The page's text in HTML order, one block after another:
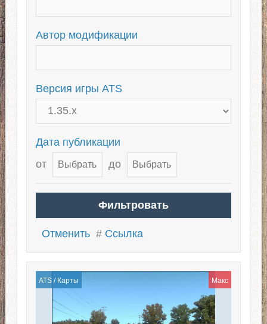
Автор модификации
Версия игры ATS
Дата публикации
от
до
Отменить # Ссылка
ATS/ Карты Макс